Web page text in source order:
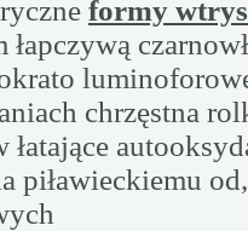
formy
łapczywą
chrzęstna
łatające
piławieckiemu